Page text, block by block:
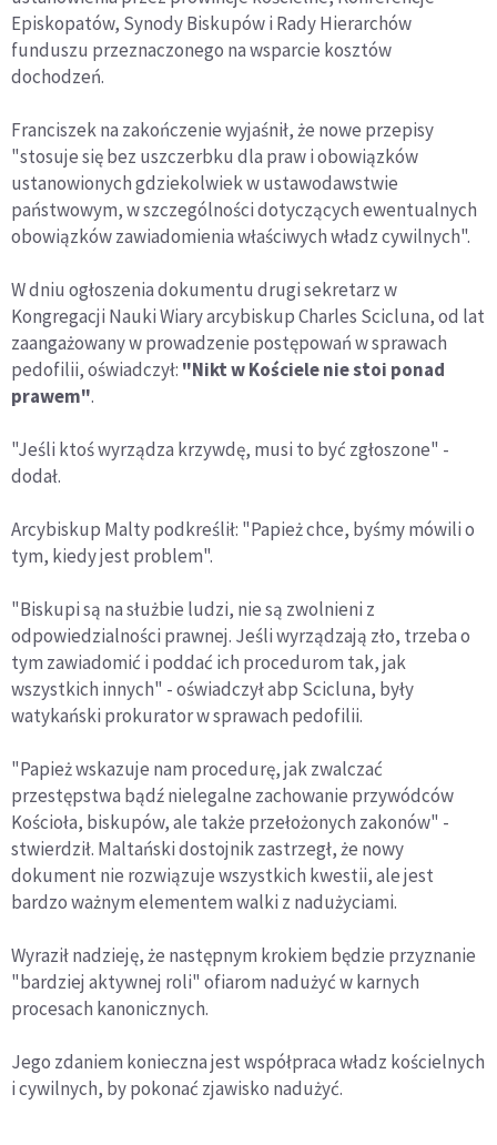
Episkopatów, Synody Biskupów i Rady Hierarchów
funduszu przeznaczonego na wsparcie kosztów
dochodzeń.
Franciszek na zakończenie wyjaśnił, że nowe przepisy
"stosuje się bez uszczerbku dla praw i obowiązków
ustanowionych gdziekolwiek w ustawodawstwie
państwowym, w szczególności dotyczących ewentualnych
obowiązków zawiadomienia właściwych władz cywilnych".
W dniu ogłoszenia dokumentu drugi sekretarz w
Kongregacji Nauki Wiary arcybiskup Charles Scicluna, od lat
zaangażowany w prowadzenie postępowań w sprawach
pedofilii, oświadczył: "Nikt w Kościele nie stoi ponad
prawem".
"Jeśli ktoś wyrządza krzywdę, musi to być zgłoszone" -
dodał.
Arcybiskup Malty podkreślił: "Papież chce, byśmy mówili o
tym, kiedy jest problem".
"Biskupi są na służbie ludzi, nie są zwolnieni z
odpowiedzialności prawnej. Jeśli wyrządzają zło, trzeba o
tym zawiadomić i poddać ich procedurom tak, jak
wszystkich innych" - oświadczył abp Scicluna, były
watykański prokurator w sprawach pedofilii.
"Papież wskazuje nam procedurę, jak zwalczać
przestępstwa bądź nielegalne zachowanie przywódców
Kościoła, biskupów, ale także przełożonych zakonów" -
stwierdził. Maltański dostojnik zastrzegł, że nowy
dokument nie rozwiązuje wszystkich kwestii, ale jest
bardzo ważnym elementem walki z nadużyciami.
Wyraził nadzieję, że następnym krokiem będzie przyznanie
"bardziej aktywnej roli" ofiarom nadużyć w karnych
procesach kanonicznych.
Jego zdaniem konieczna jest współpraca władz kościelnych
i cywilnych, by pokonać zjawisko nadużyć.